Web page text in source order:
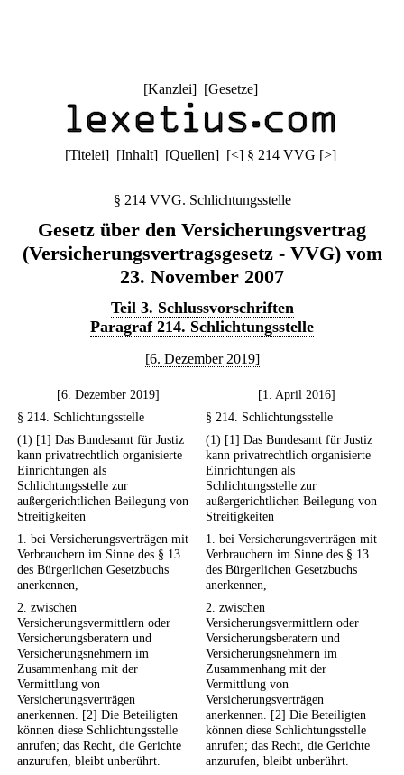
[Kanzlei] [Gesetze]
[Titelei] [Inhalt] [Quellen] [<] § 214 VVG [>]
§ 214 VVG. Schlichtungsstelle
Gesetz über den Versicherungsvertrag
(Versicherungsvertragsgesetz - VVG) vom
23. November 2007
Teil 3. Schlussvorschriften
Paragraf 214. Schlichtungsstelle
[6. Dezember 2019]
[6. Dezember 2019]
[1. April 2016]
§ 214. Schlichtungsstelle
§ 214. Schlichtungsstelle
(1) [1] Das Bundesamt für Justiz
kann privatrechtlich organisierte
Einrichtungen als
Schlichtungsstelle zur
außergerichtlichen Beilegung von
Streitigkeiten
(1) [1] Das Bundesamt für Justiz
kann privatrechtlich organisierte
Einrichtungen als
Schlichtungsstelle zur
außergerichtlichen Beilegung von
Streitigkeiten
1. bei Versicherungsverträgen mit
Verbrauchern im Sinne des § 13
des Bürgerlichen Gesetzbuchs
anerkennen,
1. bei Versicherungsverträgen mit
Verbrauchern im Sinne des § 13
des Bürgerlichen Gesetzbuchs
anerkennen,
2. zwischen
Versicherungsvermittlern oder
Versicherungsberatern und
Versicherungsnehmern im
Zusammenhang mit der
Vermittlung von
Versicherungsverträgen
anerkennen. [2] Die Beteiligten
können diese Schlichtungsstelle
anrufen; das Recht, die Gerichte
anzurufen, bleibt unberührt.
2. zwischen
Versicherungsvermittlern oder
Versicherungsberatern und
Versicherungsnehmern im
Zusammenhang mit der
Vermittlung von
Versicherungsverträgen
anerkennen. [2] Die Beteiligten
können diese Schlichtungsstelle
anrufen; das Recht, die Gerichte
anzurufen, bleibt unberührt.